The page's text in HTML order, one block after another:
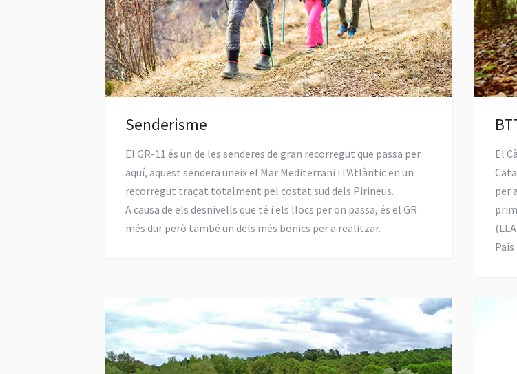
Senderisme
El GR-11 és un de les senderes de gran recorregut que passa per
aquí, aquest sendera uneix el Mar Mediterrani i l'Atlàntic en un
recorregut traçat totalment pel costat sud dels Pirineus.
A causa de els desnivells que té i els llocs per on passa, és el GR
més dur però també un dels més bonics per a realitzar.
El
per
País